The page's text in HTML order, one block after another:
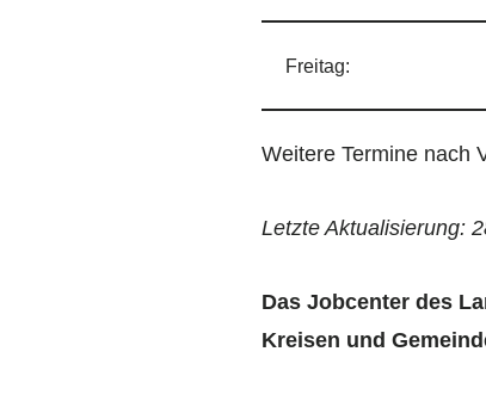
Freitag:
Weitere Termine nach
Letzte Aktualisierung:
Das Jobcenter des
Kreisen und